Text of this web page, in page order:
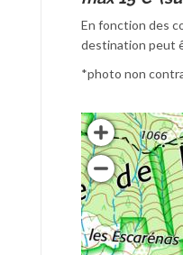
En fonction des
destination peut
*photo non